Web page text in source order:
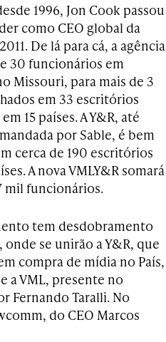
1996, Jon Cook passou
como CEO global da
De lá para cá, a agência
30 funcionários em
Missouri, para mais de 3
em 33 escritórios
15 países. A Y&R, até
por Sable, é bem
cerca de 190 escritórios
A nova VMLY&R somará
mil funcionários.
tem desdobramento
onde se unirão a Y&R, que
compra de mídia no País,
a VML, presente no
Fernando Taralli. No
do CEO Marcos